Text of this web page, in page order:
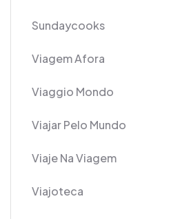
Sundaycooks
Viagem Afora
Viaggio Mondo
Viajar Pelo Mundo
Viaje Na Viagem
Viajoteca